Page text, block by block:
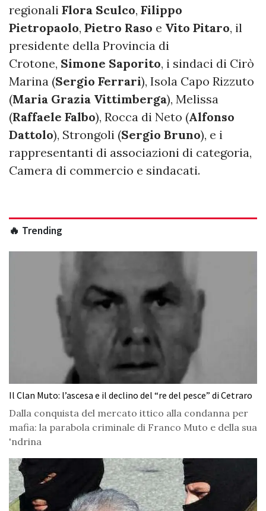
regionali Flora Sculco, Filippo
Pietropaolo, Pietro Raso e Vito Pitaro, il
presidente della Provincia di
Crotone, Simone Saporito, i sindaci di Cirò
Marina (Sergio Ferrari), Isola Capo Rizzuto
(Maria Grazia Vittimberga), Melissa
(Raffaele Falbo), Rocca di Neto (Alfonso
Dattolo), Strongoli (Sergio Bruno), e i
rappresentanti di associazioni di categoria,
Camera di commercio e sindacati.
🔥 Trending
Il Clan Muto: l’ascesa e il declino del “re del pesce” di Cetraro
Dalla conquista del mercato ittico alla condanna per
mafia: la parabola criminale di Franco Muto e della sua
'ndrina